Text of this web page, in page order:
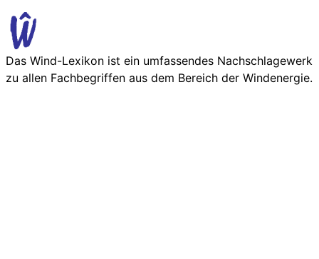
Das Wind-Lexikon ist ein umfassendes Nachschlage­werk
zu allen Fachbegriffen aus dem Bereich der Wind­energie.